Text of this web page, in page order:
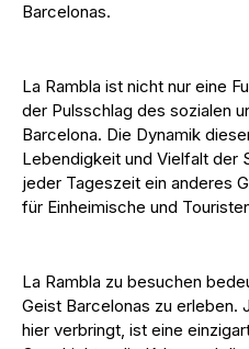
Barcelonas.
La Rambla ist nicht nur eine
der Pulsschlag des sozialen
Barcelona. Die Dynamik
Lebendigkeit und Vielfalt der
jeder Tageszeit ein anderes
für Einheimische und
La Rambla zu besuchen
Geist Barcelonas zu erleben.
hier verbringt, ist eine